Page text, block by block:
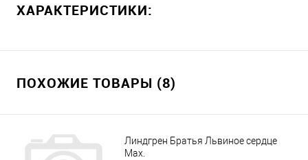
ХАРАКТЕРИСТИКИ:
ПОХОЖИЕ ТОВАРЫ (8)
Линдгрен Братья Львиное сердце
Мах.